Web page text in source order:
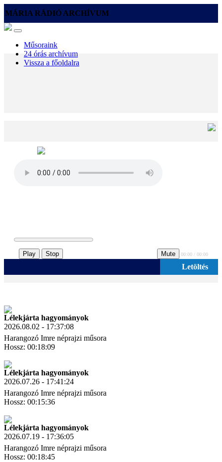
MÁRIA RÁDIÓ ARCHÍVUM
Műsoraink
24 órás archívum
Vissza a főoldalra
Play Stop Mute 00:00 / 00:00
Letöltés
Lélekjárta hagyományok
2026.08.02 - 17:37:08
Harangozó Imre néprajzi műsora
Hossz: 00:18:09
Lélekjárta hagyományok
2026.07.26 - 17:41:24
Harangozó Imre néprajzi műsora
Hossz: 00:15:36
Lélekjárta hagyományok
2026.07.19 - 17:36:05
Harangozó Imre néprajzi műsora
Hossz: 00:18:45